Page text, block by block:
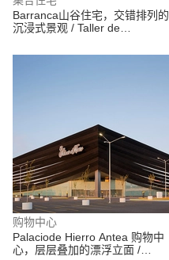
Barranca山谷住宅，交错排列的
沉浸式景观 / Taller de
+ Iván Ramírez
购物中心
Palaciode Hierro Antea 购物中
心，层层叠加的漂浮立面 /